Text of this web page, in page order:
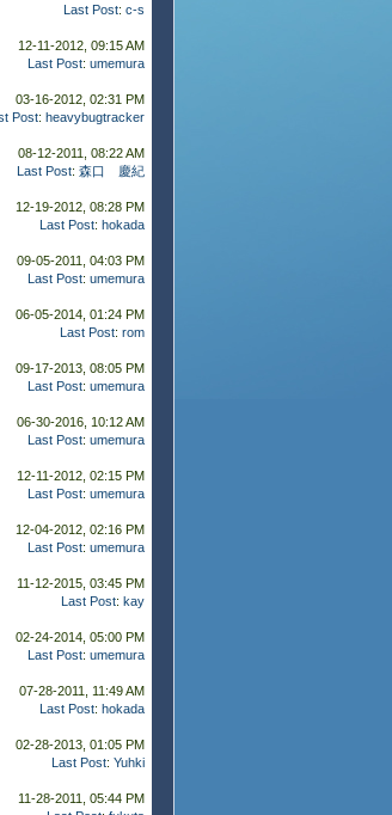
Last Post: c-s
12-11-2012, 09:15 AM
Last Post: umemura
03-16-2012, 02:31 PM
Post: heavybugtracker
08-12-2011, 08:22 AM
Last Post: 森口 慶紀
12-19-2012, 08:28 PM
Last Post: hokada
09-05-2011, 04:03 PM
Last Post: umemura
06-05-2014, 01:24 PM
Last Post: rom
09-17-2013, 08:05 PM
Last Post: umemura
06-30-2016, 10:12 AM
Last Post: umemura
12-11-2012, 02:15 PM
Last Post: umemura
12-04-2012, 02:16 PM
Last Post: umemura
11-12-2015, 03:45 PM
Last Post: kay
02-24-2014, 05:00 PM
Last Post: umemura
07-28-2011, 11:49 AM
Last Post: hokada
02-28-2013, 01:05 PM
Last Post: Yuhki
11-28-2011, 05:44 PM